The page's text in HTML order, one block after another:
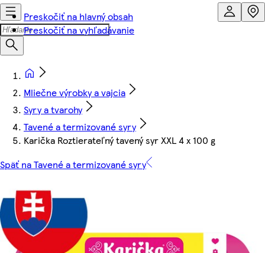
Preskočiť na hlavný obsah
Preskočiť na vyhľadávanie
Mliečne výrobky a vajcia
Syry a tvarohy
Tavené a termizované syry
Karička Roztierateľný tavený syr XXL 4 x 100 g
Späť na Tavené a termizované syry